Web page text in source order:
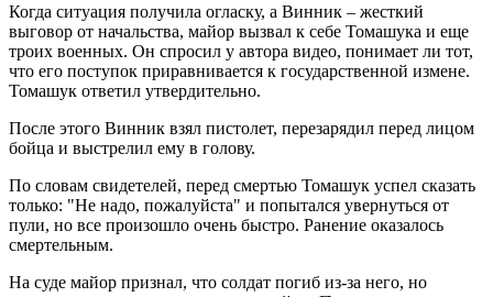
Когда ситуация получила огласку, а Винник – жесткий
выговор от начальства, майор вызвал к себе Томашука и еще
троих военных. Он спросил у автора видео, понимает ли тот,
что его поступок приравнивается к государственной измене.
Томашук ответил утвердительно.
После этого Винник взял пистолет, перезарядил перед лицом
бойца и выстрелил ему в голову.
По словам свидетелей, перед смертью Томашук успел сказать
только: "Не надо, пожалуйста" и попытался увернуться от
пули, но все произошло очень быстро. Ранение оказалось
смертельным.
На суде майор признал, что солдат погиб из-за него, но